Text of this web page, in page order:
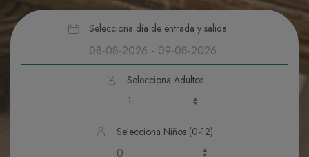
Selecciona día de entrada y salida
Selecciona Adultos
Selecciona Niños (0-12)